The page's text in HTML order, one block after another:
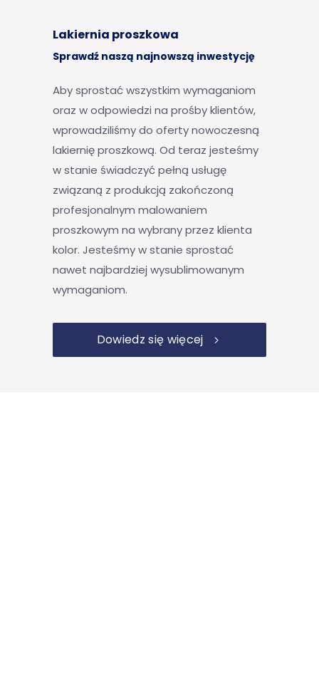
Lakiernia proszkowa
Sprawdź naszą najnowszą inwestycję
Aby sprostać wszystkim wymaganiom
oraz w odpowiedzi na prośby klientów,
wprowadziliśmy do oferty nowoczesną
lakiernię proszkową. Od teraz jesteśmy
w stanie świadczyć pełną usługę
związaną z produkcją zakończoną
profesjonalnym malowaniem
proszkowym na wybrany przez klienta
kolor. Jesteśmy w stanie sprostać
nawet najbardziej wysublimowanym
wymaganiom.
Dowiedz się więcej